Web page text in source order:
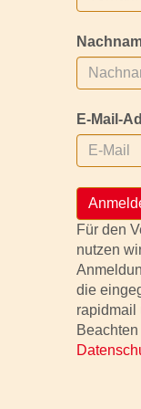
E-Mail-
Für den
nutzen
die
rapidmail